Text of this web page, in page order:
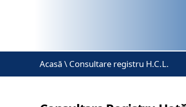
Acasă \ Consultare registru H.C.L.